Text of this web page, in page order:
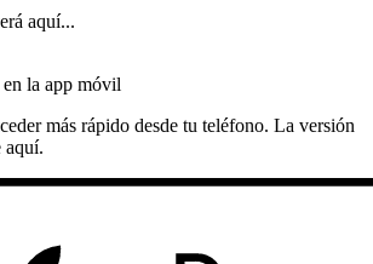
aquí...
en la app móvil
más rápido desde tu teléfono. La versión
aquí.